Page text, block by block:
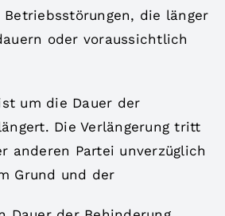
die länger
oder voraussichtlich
um die Dauer der
Die Verlängerung tritt
anderen Partei unverzüglich
Grund und der